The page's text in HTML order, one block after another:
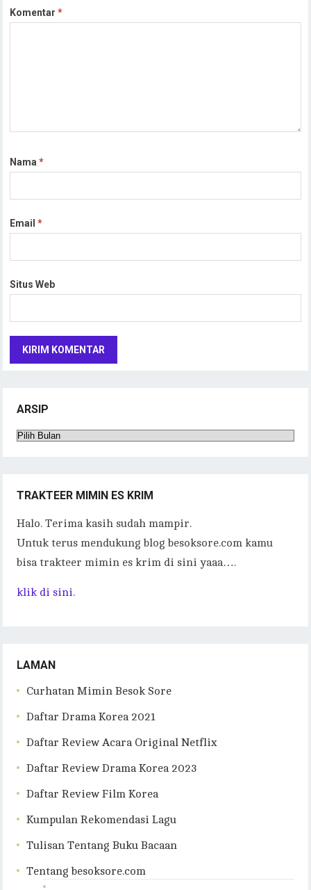
Komentar*
Nama*
Email*
Situs Web
ARSIP
Arsip
TRAKTEER MIMIN ES KRIM
Halo. Terima kasih sudah mampir.
Untuk terus mendukung blog besoksore.com kamu
bisa trakteer mimin es krim di sini yaaa….
klik di sini.
LAMAN
Curhatan Mimin Besok Sore
Daftar Drama Korea 2021
Daftar Review Acara Original Netflix
Daftar Review Drama Korea 2023
Daftar Review Film Korea
Kumpulan Rekomendasi Lagu
Tulisan Tentang Buku Bacaan
Tentang besoksore.com